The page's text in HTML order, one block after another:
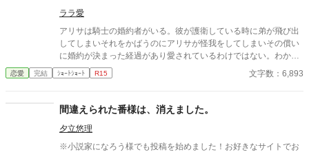
ララ愛
アリサは騎士の婚約者がいる。彼が護衛している時に弟が飛び出
してしまいそれをかばうのにアリサが怪我をしてしまいその償い
に婚約が決まった経過があり愛されているわけではない。わかっ
ていたのに彼が優しい眼で女騎士の同期と一緒にいる時苦しくて
たまらない・・・切ないのは私だけが愛しているから切なくても
恋愛 完結 ｼｮｰﾄｼｮｰﾄ R15 文字数：6,893
間違えられた番様は、消えました。
夕立悠理
※小説家になろう様でも投稿を始めました！お好きなサイトでお